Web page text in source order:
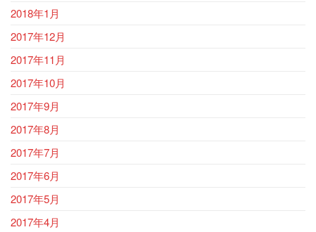
2018年1月
2017年12月
2017年11月
2017年10月
2017年9月
2017年8月
2017年7月
2017年6月
2017年5月
2017年4月